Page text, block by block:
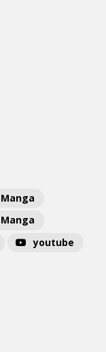
Manga
Manga
youtube